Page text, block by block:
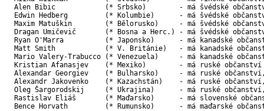
Alen Bibic            (* Srbsko)        - má švédské
Edwin Hedberg         (* Kolumbie)      - má švédské
Maxim Matuškin        (* Bělorusko)     - má švédské
Dragan Umičevič       (* Bosna a Herc.) - má švédské
Ryan O'Marra          (* Japonsko)      - má kanadské
Matt Smith            (* V. Británie)   - má kanadské
Mario Valery-Trabucco (* Venezuela)     - má kanadské
  Kristian Afanasjev    (* Mexiko)        - má ruské občanství
Alexandar Georgiev    (* Bulharsko)     - má ruské
Alexandr Jakovenko    (* Kazachstán)    - má ruské
Oleg Šargorodskij     (* Ukrajina)      - má ruské
Rastislav Eliáš       (* Maďarsko)      - má slovenské
Bence Horvath         (* Rumunsko)      - má maďarské